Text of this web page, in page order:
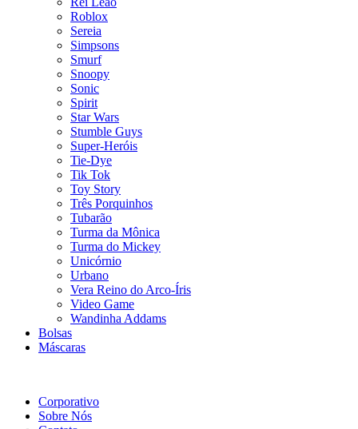
Roblox
Sereia
Simpsons
Smurf
Snoopy
Sonic
Spirit
Star Wars
Stumble Guys
Super-Heróis
Tie-Dye
Tik Tok
Toy Story
Três Porquinhos
Tubarão
Turma da Mônica
Turma do Mickey
Unicórnio
Urbano
Vera Reino do Arco-Íris
Video Game
Wandinha Addams
Bolsas
Máscaras
Corporativo
Sobre Nós